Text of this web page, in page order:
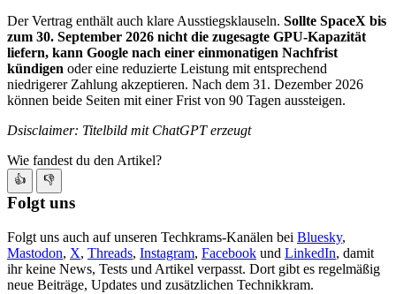
Der Vertrag enthält auch klare Ausstiegsklauseln. Sollte SpaceX bis
zum 30. September 2026 nicht die zugesagte GPU-Kapazität
liefern, kann Google nach einer einmonatigen Nachfrist
kündigen oder eine reduzierte Leistung mit entsprechend
niedrigerer Zahlung akzeptieren. Nach dem 31. Dezember 2026
können beide Seiten mit einer Frist von 90 Tagen aussteigen.
Dsisclaimer: Titelbild mit ChatGPT erzeugt
Wie fandest du den Artikel?
👍 👎
Folgt uns
Folgt uns auch auf unseren Techkrams-Kanälen bei Bluesky,
Mastodon, X, Threads, Instagram, Facebook und LinkedIn, damit
ihr keine News, Tests und Artikel verpasst. Dort gibt es regelmäßig
neue Beiträge, Updates und zusätzlichen Technikkram.